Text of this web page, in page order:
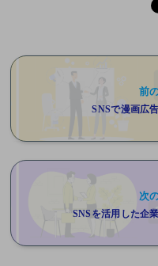
前
SNSで漫画広
次
SNSを活用した企